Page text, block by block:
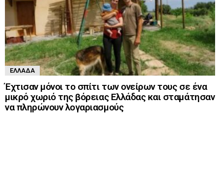
ΕΛΛΆΔΑ
Έχτισαν μόνοι το σπίτι των ονείρων τους σε ένα
μικρό χωριό της βόρειας Ελλάδας και σταμάτησαν
να πληρώνουν λογαριασμούς